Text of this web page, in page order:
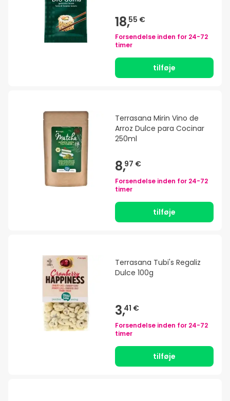
18,55 €
Forsendelse inden for 24-72
timer
tilføje
Terrasana Mirin Vino de
Arroz Dulce para Cocinar
250ml
8,97 €
Forsendelse inden for 24-72
timer
tilføje
Terrasana Tubi's Regaliz
Dulce 100g
3,41 €
Forsendelse inden for 24-72
timer
tilføje